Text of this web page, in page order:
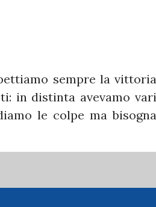
sempre la vittoria
in distinta avevamo vari
le colpe ma bisogna